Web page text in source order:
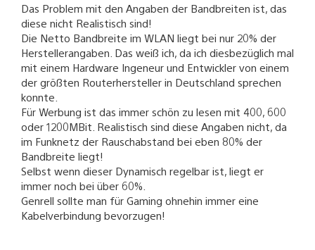
Das Problem mit den Angaben der Bandbreiten ist, das
diese nicht Realistisch sind!
Die Netto Bandbreite im WLAN liegt bei nur 20% der
Herstellerangaben. Das weiß ich, da ich diesbezüglich mal
mit einem Hardware Ingeneur und Entwickler von einem
der größten Routerhersteller in Deutschland sprechen
konnte.
Für Werbung ist das immer schön zu lesen mit 400, 600
oder 1200MBit. Realistisch sind diese Angaben nicht, da
im Funknetz der Rauschabstand bei eben 80% der
Bandbreite liegt!
Selbst wenn dieser Dynamisch regelbar ist, liegt er
immer noch bei über 60%.
Genrell sollte man für Gaming ohnehin immer eine
Kabelverbindung bevorzugen!